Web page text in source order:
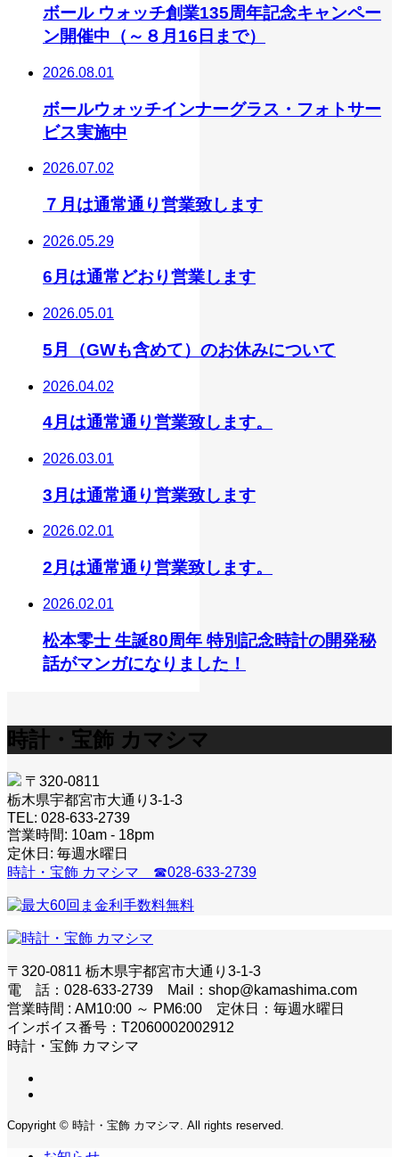
ボール ウォッチ創業135周年記念キャンペー
ン開催中（～８月16日まで）
2026.08.01
ボールウォッチインナーグラス・フォトサー
ビス実施中
2026.07.02
７月は通常通り営業致します
2026.05.29
6月は通常どおり営業します
2026.05.01
5月（GWも含めて）のお休みについて
2026.04.02
4月は通常通り営業致します。
2026.03.01
3月は通常通り営業致します
2026.02.01
2月は通常通り営業致します。
2026.02.01
松本零士 生誕80周年 特別記念時計の開発秘
話がマンガになりました！
時計・宝飾 カマシマ
〒320-0811
栃木県宇都宮市大通り3-1-3
TEL: 028-633-2739
営業時間: 10am - 18pm
定休日: 毎週水曜日
時計・宝飾 カマシマ ☎028-633-2739
〒320-0811 栃木県宇都宮市大通り3-1-3
電 話：028-633-2739 Mail：shop@kamashima.com
営業時間 : AM10:00 ～ PM6:00 定休日：毎週水曜日
インボイス番号：T2060002002912
時計・宝飾 カマシマ
Copyright © 時計・宝飾 カマシマ. All rights reserved.